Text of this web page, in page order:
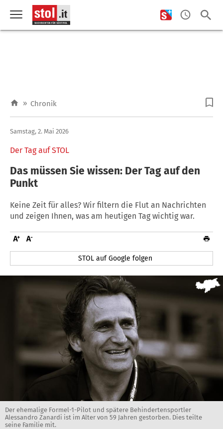
» Chronik
Der Tag auf STOL
Samstag, 2. Mai 2026
Das müssen Sie wissen: Der Tag auf den
Punkt
Keine Zeit für alles? Wir filtern die Flut an Nachrichten
und zeigen Ihnen, was am heutigen Tag wichtig war.
STOL auf Google folgen
Der ehemalige Formel-1-Pilot und spätere Behindertensportler
Alessandro Zanardi ist im Alter von 59 Jahren gestorben. Dies teilte
seine Familie mit.